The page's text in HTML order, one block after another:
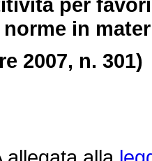
in
2007, n. 301)